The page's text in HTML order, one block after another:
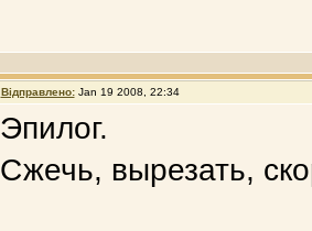
Відправлено: Jan 19 2008, 22:34
Эпилог.
Сжечь, вырезать,